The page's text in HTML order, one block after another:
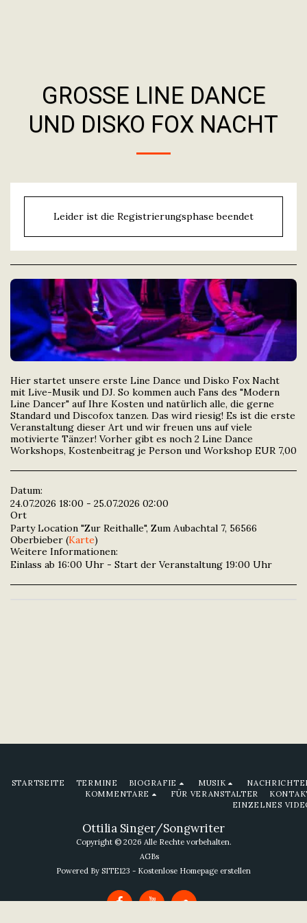
GROSSE LINE DANCE U
ND DISKO FOX NACHT
Leider ist die Registrierungsphase beendet
Hier startet unsere erste Line Dance und Disko Fox Nacht
mit Live-Musik und DJ. So kommen auch Fans des "Modern
Line Dancer" auf Ihre Kosten und natürlich alle, die gerne
Standard und Discofox tanzen. Das wird riesig! Es ist die erste
Veranstaltung dieser Art und wir freuen uns auf viele
motivierte Tänzer! Vorher gibt es noch 2 Line Dance
Workshops, Kostenbeitrag je Person und Workshop EUR 7,00
Datum:
24.07.2026 18:00 - 25.07.2026 02:00
Ort
Party Location "Zur Reithalle", Zum Aubachtal 7, 56566
Oberbieber (Karte)
Weitere Informationen:
Einlass ab 16:00 Uhr - Start der Veranstaltung 19:00 Uhr
Ottilia Singer/Songwriter
Copyright © 2026 Alle Rechte vorbehalten.
AGBs
Powered By SITE123 - Kostenlose Homepage erstellen
STARTSEITE TERMINE BIOGRAFIE MUSIK
KOMMENTARE
FÜR VERANSTALTER
EINZELNES